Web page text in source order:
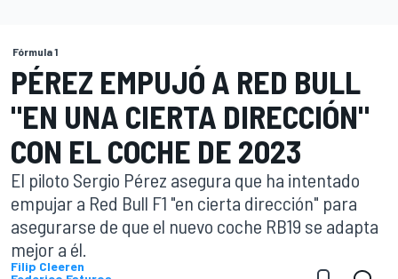
Fórmula 1
PÉREZ EMPUJÓ A RED BULL
"EN UNA CIERTA DIRECCIÓN"
CON EL COCHE DE 2023
El piloto Sergio Pérez asegura que ha intentado
empujar a Red Bull F1 "en cierta dirección" para
asegurarse de que el nuevo coche RB19 se adapta
mejor a él.
Filip Cleeren